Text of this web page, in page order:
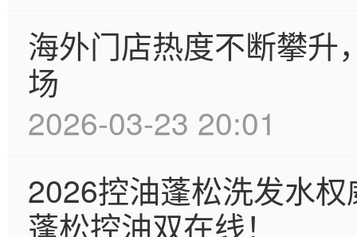
海外门店热度不断攀升
场
2026-03-23 20:01
2026控油蓬松洗发水
蓬松控油双在线！